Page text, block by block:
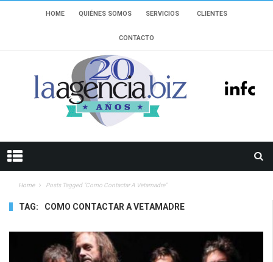
HOME QUIÉNES SOMOS SERVICIOS CLIENTES
CONTACTO
Home Posts Tagged "como Contactar A Vetamadre"
TAG: COMO CONTACTAR A VETAMADRE